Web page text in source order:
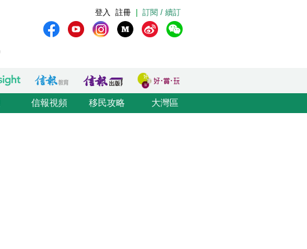
訂閱 / 續訂
註冊
登入
信報視頻 移民攻略 大灣區